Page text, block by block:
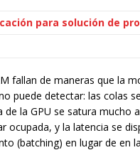
para solución de
fallan de maneras que la
puede detectar: las colas
la GPU se satura mucho
ocupada, y la latencia se
(batching) en lugar de en